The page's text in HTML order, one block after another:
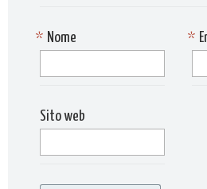
Nome
* *
Sito web